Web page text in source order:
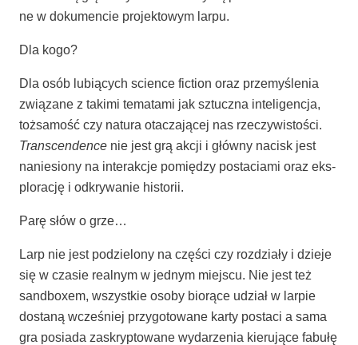
ne w doku­men­cie pro­jek­to­wym larpu.
Dla kogo?
Dla osób lubią­cych scien­ce fic­tion oraz prze­my­śle­nia
zwią­za­ne z taki­mi tema­ta­mi jak sztucz­na inte­li­gen­cja,
toż­sa­mość czy natu­ra ota­cza­ją­cej nas rze­czy­wi­sto­ści.
Trans­cen­den­ce nie jest grą akcji i głów­ny nacisk jest
nanie­sio­ny na inte­rak­cje pomię­dzy posta­cia­mi oraz eks­
plo­ra­cję i odkry­wa­nie historii.
Parę słów o grze…
Larp nie jest podzie­lo­ny na czę­ści czy roz­dzia­ły i dzie­je
się w cza­sie real­nym w jed­nym miej­scu. Nie jest też
sand­bo­xem, wszyst­kie oso­by bio­rą­ce udział w lar­pie
dosta­ną wcze­śniej przy­go­to­wa­ne kar­ty posta­ci a sama
gra posia­da zaskryp­to­wa­ne wyda­rze­nia kie­ru­ją­ce fabu­łę